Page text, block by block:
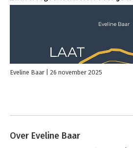
Eveline Baar 26 november 2025
Over Eveline Baar